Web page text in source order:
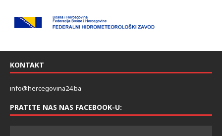
KONTAKT
info@hercegovina24.ba
PRATITE NAS NAS FACEBOOK-U: